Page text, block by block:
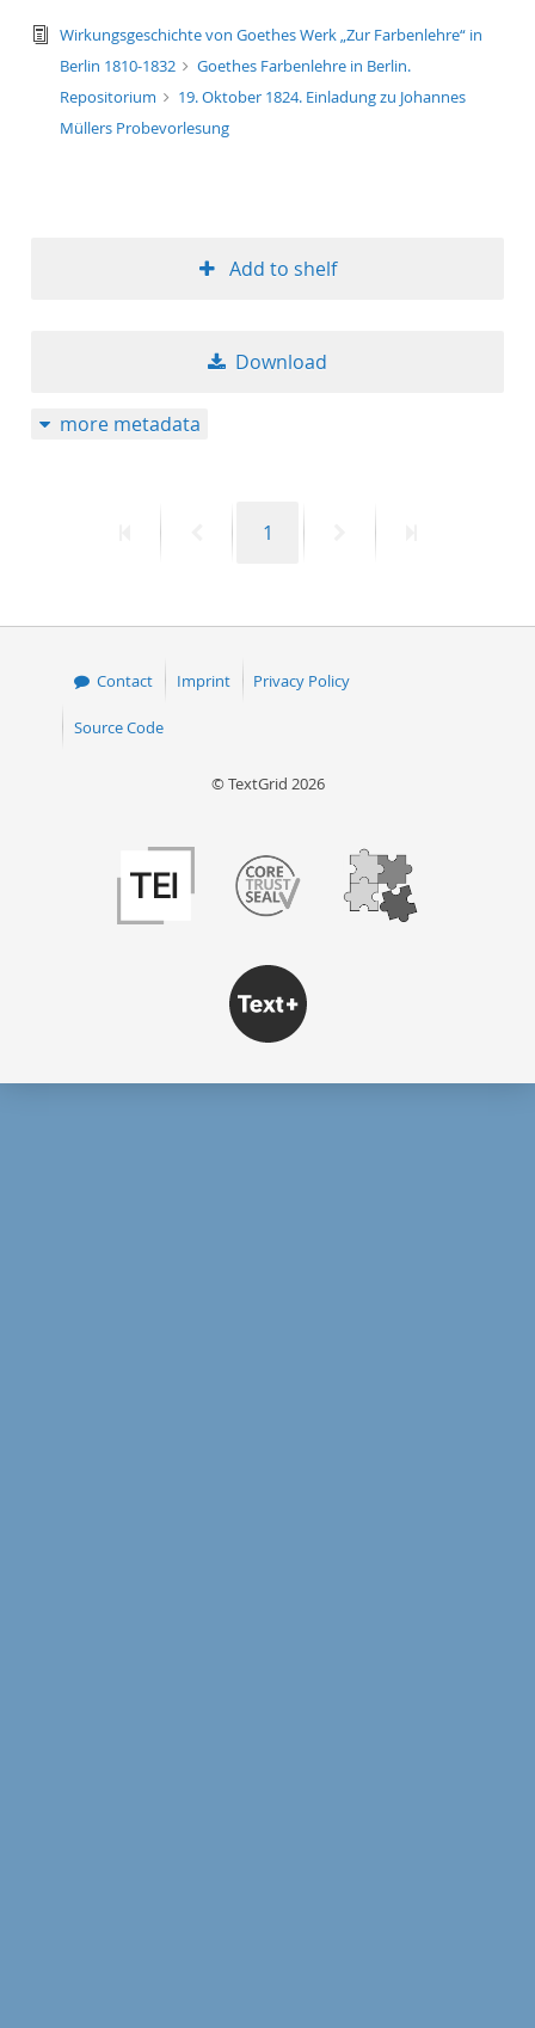
text/tg.edition+tg.aggregation+xml
Wirkungsgeschichte von Goethes Werk „Zur Farbenlehre“ in
Berlin 1810-1832
Goethes Farbenlehre in Berlin.
Repositorium
19. Oktober 1824. Einladung zu Johannes
Müllers Probevorlesung
Add to shelf
Download
more metadata
PreviousPage
1
Contact Imprint Privacy Policy
Source Code
© TextGrid 2026